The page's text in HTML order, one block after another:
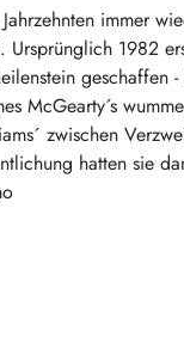
Abstract / Ambient
Electronic Goods
Reggae/Ska
Soul / Exotica /
Ska
immer
1982
geschaffen
McGearty´s
zwischen
hatten sie